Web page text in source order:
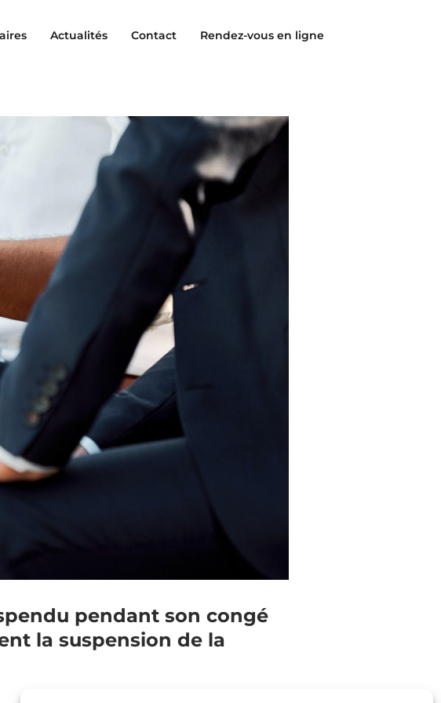
Actualités Contact Rendez-vous en ligne
pendant son congé
la suspension de la